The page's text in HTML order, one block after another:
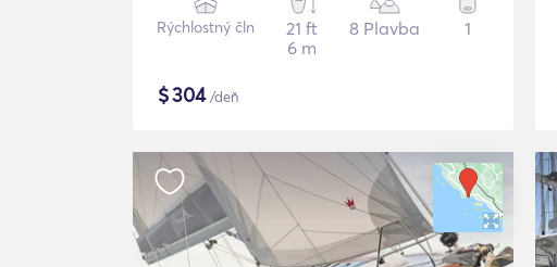
Rýchlostný čln
21 ft
6 m
8 Plavba 1
$304/deň